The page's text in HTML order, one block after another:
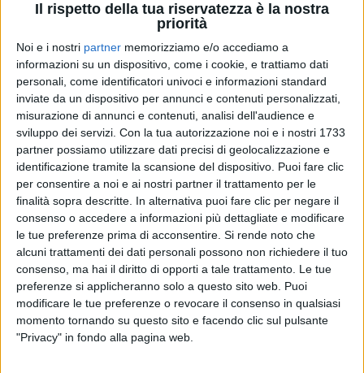
Il rispetto della tua riservatezza è la nostra
priorità
Noi e i nostri partner memorizziamo e/o accediamo a
informazioni su un dispositivo, come i cookie, e trattiamo dati
personali, come identificatori univoci e informazioni standard
inviate da un dispositivo per annunci e contenuti personalizzati,
misurazione di annunci e contenuti, analisi dell'audience e
sviluppo dei servizi. Con la tua autorizzazione noi e i nostri 1733
partner possiamo utilizzare dati precisi di geolocalizzazione e
identificazione tramite la scansione del dispositivo. Puoi fare clic
per consentire a noi e ai nostri partner il trattamento per le
finalità sopra descritte. In alternativa puoi fare clic per negare il
consenso o accedere a informazioni più dettagliate e modificare
le tue preferenze prima di acconsentire. Si rende noto che
alcuni trattamenti dei dati personali possono non richiedere il tuo
consenso, ma hai il diritto di opporti a tale trattamento. Le tue
preferenze si applicheranno solo a questo sito web. Puoi
modificare le tue preferenze o revocare il consenso in qualsiasi
momento tornando su questo sito e facendo clic sul pulsante
"Privacy" in fondo alla pagina web.
NEWS 13 mar 2019
Lorenzo Insigne-Gigi D'Alessio, sfida sui
social tra canto e palleggi
Il calciatore del Napoli intona Annaré, il cantante
risponde con il pallone
diAndrea Basso
Chi siamo